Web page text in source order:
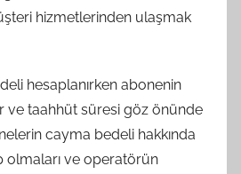
hizmetlerinden ulaşmak
hesaplanırken abonenin
ve taahhüt süresi göz önünde
cayma bedeli hakkında
olmaları ve operatörün